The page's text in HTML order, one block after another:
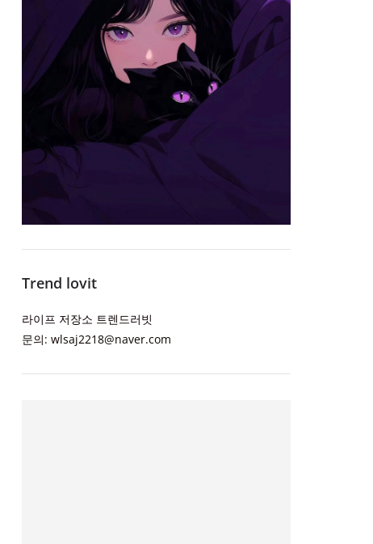
Trend lovit
라이프 저장소 트렌드러빗
문의: wlsaj2218@naver.com